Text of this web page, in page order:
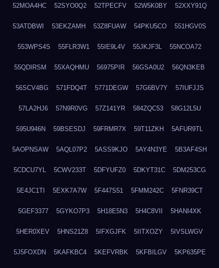
52MOA4HC 52SYO0Q2 52TPECFV 52W5K0BY 52XXY91Q
53ATDBWI 53EKZAMH 53Z8FUAW 54PKU5CO 551HGV0S
553WPS4S 55FLR3W1 55IE9L4V 55JKJF3L 55NCOA72
55QDIRSM 55XAQHMU 56975PIR 56GSA0U2 56QN3KEB
56SCV4BG 571FDQ4T 5771DEGW 57G6BV7Y 57IUFJJS
57LA2HJ6 57N9R0VG 57Z141YR 584ZQC53 58G12L5U
595U946N 59BSESDJ 59FRMR7X 59T11ZKH 5AFUR9TL
5AOPNSAW 5AQL07P2 5ASS9KJO 5AY4N3YE 5B3AF4SH
5CDCU7YL 5CWV233T 5DFYUFZ0 5DKYT31C 5DM253CG
5E4JC1TI 5EXK7A7W 5F447S51 5FMM242C 5FNR39CT
5GEF3377 5GYKO7P3 5H18E5N3 5H4C8VII 5HANI4XK
5HER0XEV 5HNS21Z8 5IFXGJFK 5IITXOZY 5IVSLWGV
5J5FOXDN 5KAFKBC4 5KEFVRBK 5KFBILGV 5KP635PE